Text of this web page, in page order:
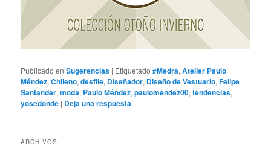
Publicado en Sugerencias | Etiquetado #Medra,Atelier Paulo
Méndez,Chileno,desfile, Diseñador, Diseño de Vestuario,Felipe
Santander,moda, Paulo Méndez,paulomendez00,tendencias,
yosedonde | Deja una respuesta
ARCHIVOS